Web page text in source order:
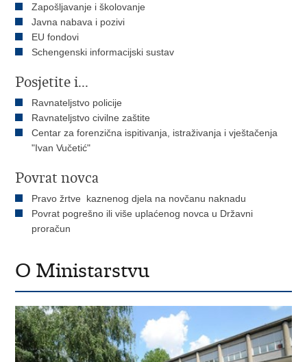
Zapošljavanje i školovanje
Javna nabava i pozivi
EU fondovi
Schengenski informacijski sustav
Posjetite i...
Ravnateljstvo policije
Ravnateljstvo civilne zaštite
Centar za forenzična ispitivanja, istraživanja i vještačenja
"Ivan Vučetić"
Povrat novca
Pravo žrtve kaznenog djela na novčanu naknadu
Povrat pogrešno ili više uplaćenog novca u Državni
proračun
O Ministarstvu